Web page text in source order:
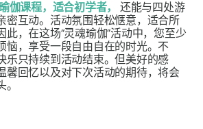
伽课程，适合初学者，
还能与四处游
密互动。活动氛围轻松惬意，适合所
此，在这场“灵魂瑜伽”活动中，您至少
恼，享受一段自由自在的时光。不
乐只持续到活动结束。但美好的感
馨回忆以及对下次活动的期待，将会
。